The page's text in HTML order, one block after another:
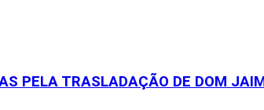
PELA TRASLADAÇÃO DE DOM